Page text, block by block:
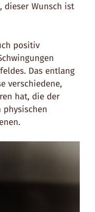
dieser Wunsch ist
positiv
Das entlang
verschiedene,
hat, die der
physischen